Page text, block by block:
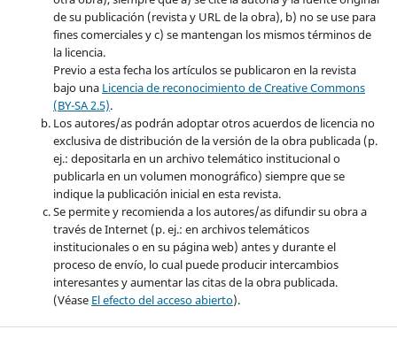
de su publicación (revista y URL de la obra), b) no se use para
fines comerciales y c) se mantengan los mismos términos de
la licencia.
Previo a esta fecha los artículos se publicaron en la revista
bajo una Licencia de reconocimiento de Creative Commons
(BY-SA 2.5).
Los autores/as podrán adoptar otros acuerdos de licencia no
exclusiva de distribución de la versión de la obra publicada (p.
ej.: depositarla en un archivo telemático institucional o
publicarla en un volumen monográfico) siempre que se
indique la publicación inicial en esta revista.
Se permite y recomienda a los autores/as difundir su obra a
través de Internet (p. ej.: en archivos telemáticos
institucionales o en su página web) antes y durante el
proceso de envío, lo cual puede producir intercambios
interesantes y aumentar las citas de la obra publicada.
(Véase El efecto del acceso abierto).